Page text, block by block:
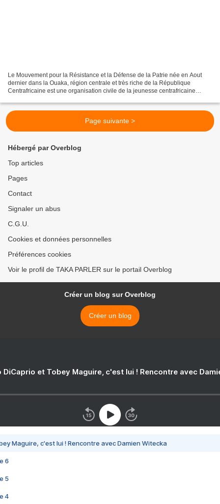
Le Mouvement pour la Résistance et la Défense de la Patrie née en Aout
dernier dans la Ouaka, région centrale et très riche de la République
Centrafricaine est une organisation civile de la jeunesse centrafricaine
Page suivante >
Hébergé par Overblog
Top articles
Pages
Contact
Signaler un abus
C.G.U.
Cookies et données personnelles
Préférences cookies
Voir le profil de TAKA PARLER sur le portail Overblog
Créer un blog sur Overblog
Créer un blog
DiCaprio et Tobey Maguire, c'est lui ! Rencontre avec
Maguire, c'est lui ! Rencontre avec Damien Witecka
6
5
4